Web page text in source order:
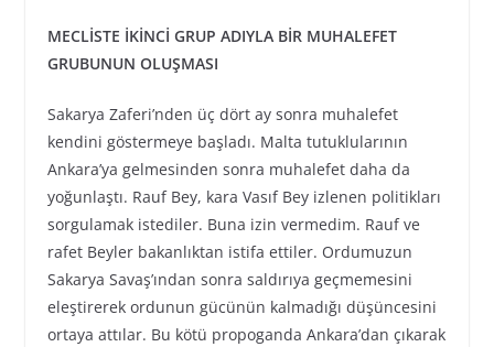
MECLİSTE İKİNCİ GRUP ADIYLA BİR MUHALEFET
GRUBUNUN OLUŞMASI
Sakarya Zaferi’nden üç dört ay sonra muhalefet
kendini göstermeye başladı. Malta tutuklularının
Ankara’ya gelmesinden sonra muhalefet daha da
yoğunlaştı. Rauf Bey, kara Vasıf Bey izlenen politikları
sorgulamak istediler. Buna izin vermedim. Rauf ve
rafet Beyler bakanlıktan istifa ettiler. Ordumuzun
Sakarya Savaş’ından sonra saldırıya geçmemesini
eleştirerek ordunun gücünün kalmadığı düşüncesini
ortaya attılar. Bu kötü propoganda Ankara’dan çıkarak